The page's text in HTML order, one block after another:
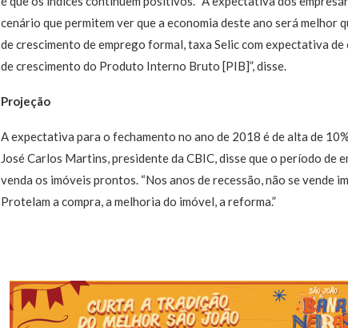
cenário que permitem ver que a economia deste ano será
de crescimento de emprego formal, taxa Selic com expectativa
de crescimento do Produto Interno Bruto [PIB]”, disse.
Projeção
A expectativa para o fechamento no ano de 2018 é de alta de
José Carlos Martins, presidente da CBIC, disse que o período de
venda os imóveis prontos. “Nos anos de recessão, não se vende
Protelam a compra, a melhoria do imóvel, a reforma.”